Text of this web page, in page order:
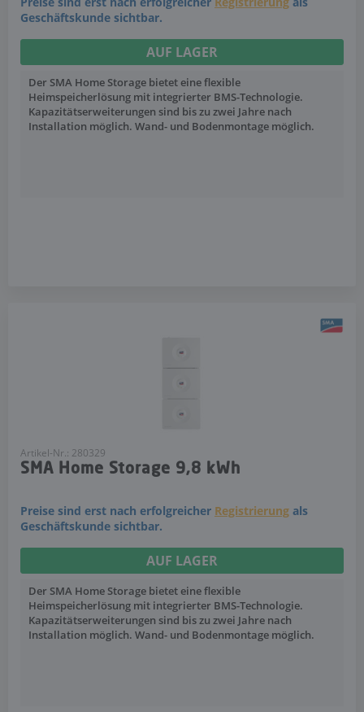
Geschäftskunde sichtbar.
AUF LAGER
Der SMA Home Storage bietet eine flexible
Heimspeicherlösung mit integrierter BMS-Technologie.
Kapazitätserweiterungen sind bis zu zwei Jahre nach
Installation möglich. Wand- und Bodenmontage möglich.
Artikel-Nr.: 280329
SMA Home Storage 9,8 kWh
Preise sind erst nach erfolgreicher Registrierung als
Geschäftskunde sichtbar.
AUF LAGER
Der SMA Home Storage bietet eine flexible
Heimspeicherlösung mit integrierter BMS-Technologie.
Kapazitätserweiterungen sind bis zu zwei Jahre nach
Installation möglich. Wand- und Bodenmontage möglich.